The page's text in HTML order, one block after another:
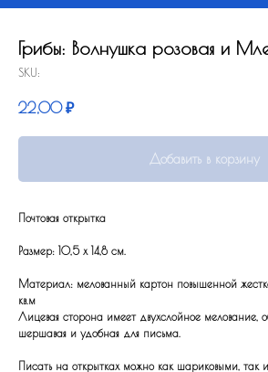
Грибы: Волнушка розовая и
SKU:
22,00 ₽
Добавить в корзину
Почтовая открытка
Размер: 10,5 x 14,8 см.
Материал: мелованный картон повышенной
кв.м
Лицевая сторона имеет двухслойное мелование,
шершавая и удобная для письма.
Писать на открытках можно как шариковыми, так